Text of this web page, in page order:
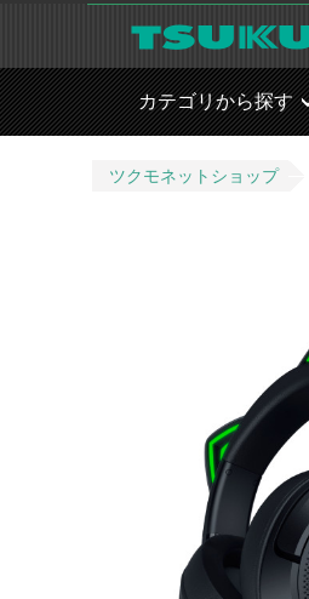
カテゴリから探す
ツクモネットショップ